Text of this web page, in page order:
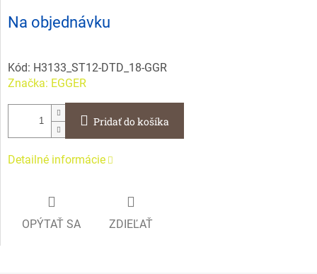
Jednotková
cena:
Na objednávku
Kód: H3133_ST12-DTD_18-GGR
Značka: EGGER
Pridať do košíka
Detailné informácie
OPÝTAŤ SA ZDIEĽAŤ